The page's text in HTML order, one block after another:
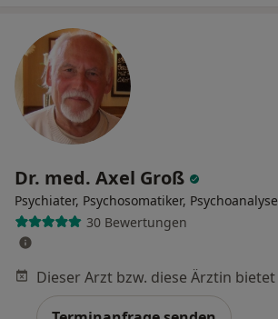
Dr. med. Axel Groß
Psychiater, Psychosomatiker, Psychoanalyse
30 Bewertungen